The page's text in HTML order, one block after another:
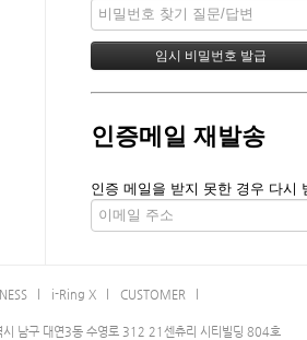
인증메일 재발송
인증 메일을 받지 못한 경우 다시
l i-Ring X l CUSTOMER l
시 남구 대연3동 수영로 312 21센츄리 시티빌딩 804호